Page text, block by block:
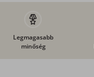
Legmagasabb
minőség